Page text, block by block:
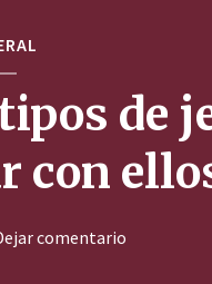
de
con
comentario